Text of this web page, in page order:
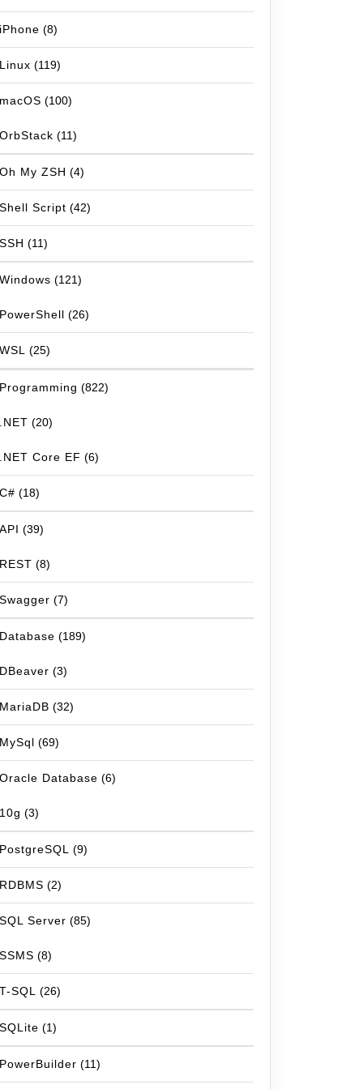
iPhone (8)
Linux (119)
macOS (100)
OrbStack (11)
Oh My ZSH (4)
Shell Script (42)
SSH (11)
Windows (121)
PowerShell (26)
WSL (25)
Programming (822)
.NET (20)
.NET Core EF (6)
C# (18)
API (39)
REST (8)
Swagger (7)
Database (189)
DBeaver (3)
MariaDB (32)
MySql (69)
Oracle Database (6)
10g (3)
PostgreSQL (9)
RDBMS (2)
SQL Server (85)
SSMS (8)
T-SQL (26)
SQLite (1)
PowerBuilder (11)